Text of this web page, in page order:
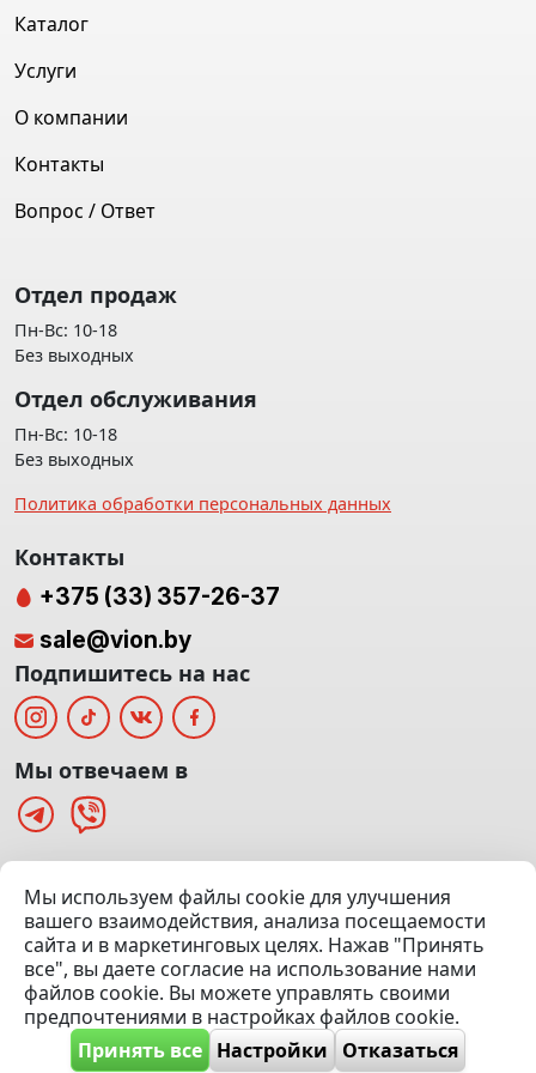
(Офис: 5 этаж | Осмотр авто: 5 этаж)
Посмотреть на карте
© 2020 — 2026 VION.BY — Продажа, выкуп и обмен | УНП
192961100 |Эвакуатор Минск
Каталог
Услуги
О компании
Контакты
Вопрос / Ответ
Отдел продаж
Пн-Вс: 10-18
Без выходных
Отдел обслуживания
Пн-Вс: 10-18
Без выходных
Политика обработки персональных данных
Мы используем файлы cookie для улучшения
вашего взаимодействия, анализа посещаемости
сайта и в маркетинговых целях. Нажав "Принять
все", вы даете согласие на использование нами
файлов cookie. Вы можете управлять своими
предпочтениями в настройках файлов cookie.
Принять все Настройки Отказаться
Контакты
+375 (33) 357-26-37
sale@vion.by
Подпишитесь на нас
Мы отвечаем в